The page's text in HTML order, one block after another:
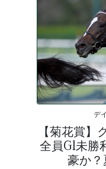
デ
【菊花賞】
全員G1未
豪か？